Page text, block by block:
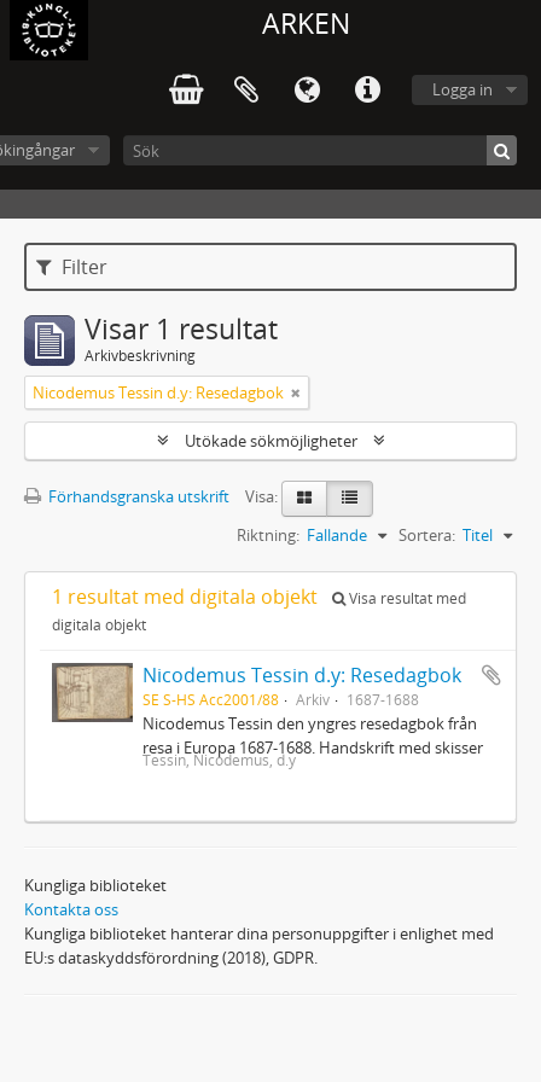
ARKEN
Logga in
Filter
Visar 1 resultat
Arkivbeskrivning
Nicodemus Tessin d.y: Resedagbok
Utökade sökmöjligheter
Förhandsgranska utskrift
Visa:
Sortera: Titel
Riktning: Fallande
1 resultat med digitala objekt
Visa resultat med
digitala objekt
Nicodemus Tessin d.y: Resedagbok
SE S-HS Acc2001/88 Arkiv 1687-1688
Nicodemus Tessin den yngres resedagbok från
resa i Europa 1687-1688. Handskrift med skisser
Tessin, Nicodemus, d.y
Kungliga biblioteket
Kontakta oss
Kungliga biblioteket hanterar dina personuppgifter i enlighet med
EU:s dataskyddsförordning (2018), GDPR.